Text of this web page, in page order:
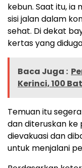
kebun. Saat itu,
sisi jalan dalam
sehat. Di dekat
kertas yang
Baca Juga :
Kerinci, 100
Temuan itu
dan diteruskan ke
dievakuasi dan
untuk menjalani